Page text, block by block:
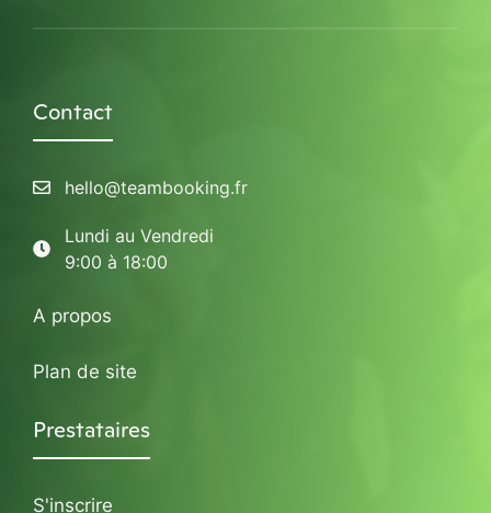
Contact
hello@teambooking.fr
Lundi au Vendredi
9:00 à 18:00
A propos
Plan de site
Prestataires
S'inscrire